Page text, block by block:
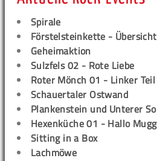
Spirale
Förstelsteinkette - Übersicht
Geheimaktion
Sulzfels 02 - Rote Liebe
Roter Mönch 01 - Linker Teil
Schauertaler Ostwand
Plankenstein und Unterer
Hexenküche 01 - Hallo
Sitting in a Box
Lachmöwe